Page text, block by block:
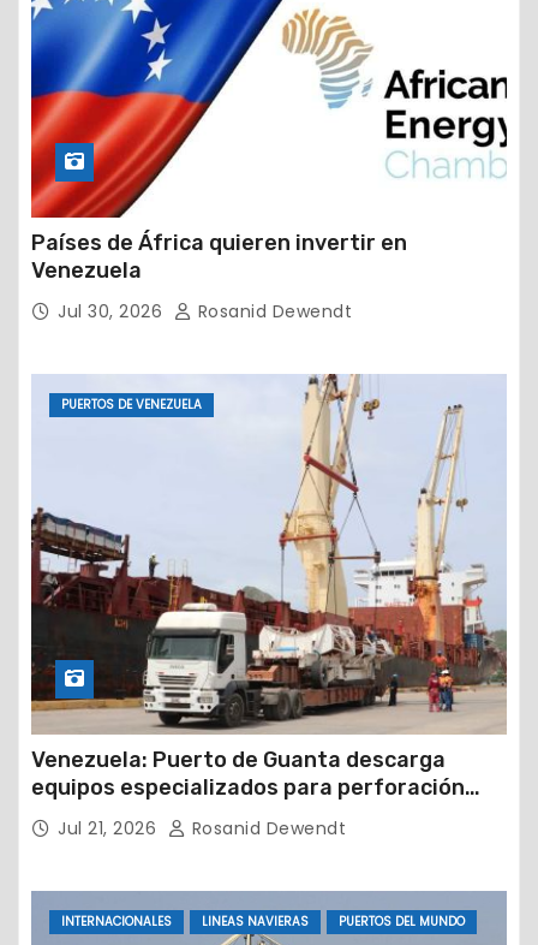
Países de África quieren invertir en
Venezuela
Jul 30, 2026 Rosanid Dewendt
PUERTOS DE VENEZUELA
Venezuela: Puerto de Guanta descarga
equipos especializados para perforación
petrolera
Jul 21, 2026 Rosanid Dewendt
INTERNACIONALES LINEAS NAVIERAS PUERTOS DEL MUNDO